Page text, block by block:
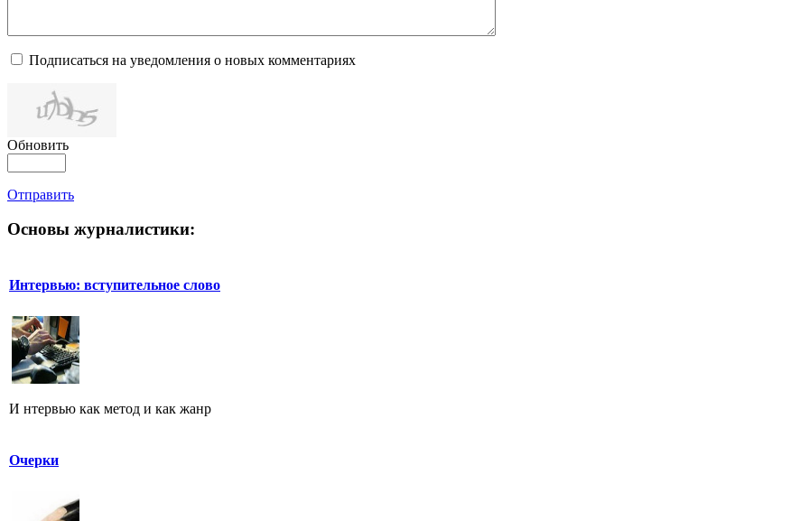
Подписаться на уведомления о новых комментариях
Обновить
Отправить
Основы журналистики:
Интервью: вступительное слово
И нтервью как метод и как жанр
Очерки